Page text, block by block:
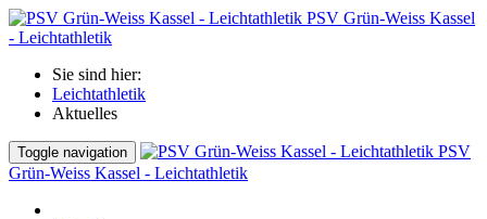
PSV Grün-Weiss Kassel
- Leichtathletik
Sie sind hier:
Leichtathletik
Aktuelles
Toggle navigation
PSV
Grün-Weiss Kassel - Leichtathletik